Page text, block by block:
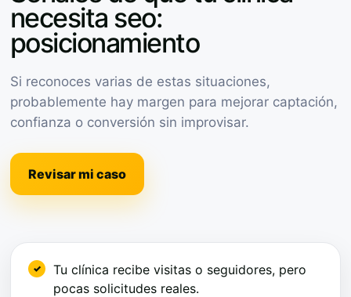
necesita seo:
posicionamiento
Si reconoces varias de estas situaciones,
probablemente hay margen para mejorar captación,
confianza o conversión sin improvisar.
Revisar mi caso
Tu clínica recibe visitas o seguidores, pero
pocas solicitudes reales.